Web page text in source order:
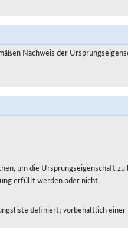
Nachweis der
um die Ursprungseigenschaft zu
erfüllt werden oder nicht.
definiert; vorbehaltlich einer